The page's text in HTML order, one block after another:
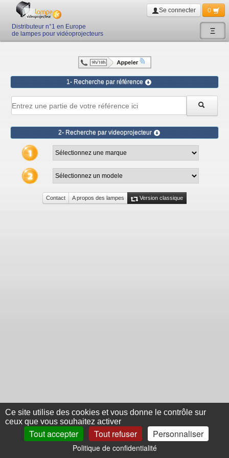
Ξ
Distributeur n°1 en Europe
de lampes pour vidéoprojecteurs
Se connecter 0
1- Recherche par référence
2- Recherche par videoprojecteur
Contact A propos des lampes Version classique
Ce site utilise des cookies et vous donne le contrôle sur
ceux que vous souhaitez activer
Tout accepter Tout refuser Personnaliser
Politique de confidentialité